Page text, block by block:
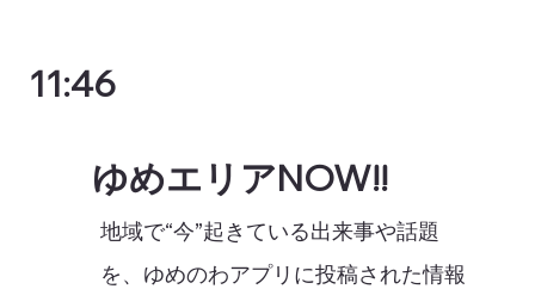
11:46
ゆめエリアNOW!!
地域で“今”起きている出来事や話題
を、ゆめのわアプリに投稿された情報